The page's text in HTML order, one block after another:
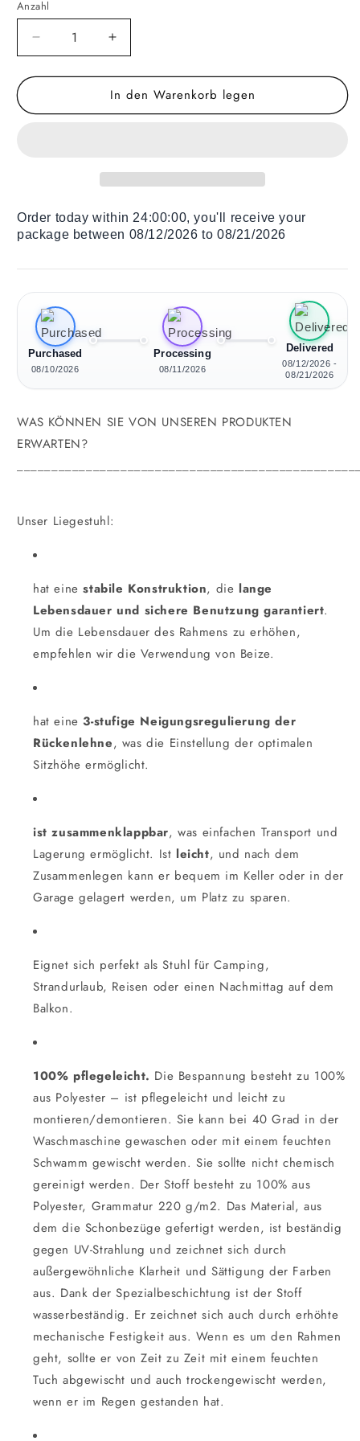
Anzahl
Verringere
die
Menge
Holz
Erhöhe
die
Menge
für
Holz
In den Warenkorb legen
Order today within 24:00:00, you'll receive your
package between 08/12/2026 to 08/21/2026
Purchased
08/10/2026
Processing
08/11/2026
Delivered
08/12/2026 -
08/21/2026
WAS KÖNNEN SIE VON UNSEREN PRODUKTEN
ERWARTEN?
Unser Liegestuhl:
hat eine stabile Konstruktion, die lange
Lebensdauer und sichere Benutzung garantiert.
Um die Lebensdauer des Rahmens zu erhöhen,
empfehlen wir die Verwendung von Beize.
hat eine 3-stufige Neigungsregulierung der
Rückenlehne, was die Einstellung der optimalen
Sitzhöhe ermöglicht.
ist zusammenklappbar, was einfachen Transport und
Lagerung ermöglicht. Ist leicht, und nach dem
Zusammenlegen kann er bequem im Keller oder in der
Garage gelagert werden, um Platz zu sparen.
Eignet sich perfekt als Stuhl für Camping,
Strandurlaub, Reisen oder einen Nachmittag auf dem
Balkon.
100% pflegeleicht. Die Bespannung besteht zu 100%
aus Polyester – ist pflegeleicht und leicht zu
montieren/demontieren. Sie kann bei 40 Grad in der
Waschmaschine gewaschen oder mit einem feuchten
Schwamm gewischt werden. Sie sollte nicht chemisch
gereinigt werden. Der Stoff besteht zu 100% aus
Polyester, Grammatur 220 g/m2. Das Material, aus
dem die Schonbezüge gefertigt werden, ist beständig
gegen UV-Strahlung und zeichnet sich durch
außergewöhnliche Klarheit und Sättigung der Farben
aus. Dank der Spezialbeschichtung ist der Stoff
wasserbeständig. Er zeichnet sich auch durch erhöhte
mechanische Festigkeit aus. Wenn es um den Rahmen
geht, sollte er von Zeit zu Zeit mit einem feuchten
Tuch abgewischt und auch trockengewischt werden,
wenn er im Regen gestanden hat.